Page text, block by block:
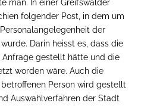
man. In einer Greifswalder
folgender Post, in dem um
der
Darin heisst es, dass die
Anfrage gestellt hätte und die
worden wäre. Auch die
Person wird gestellt
Auswahlverfahren der Stadt